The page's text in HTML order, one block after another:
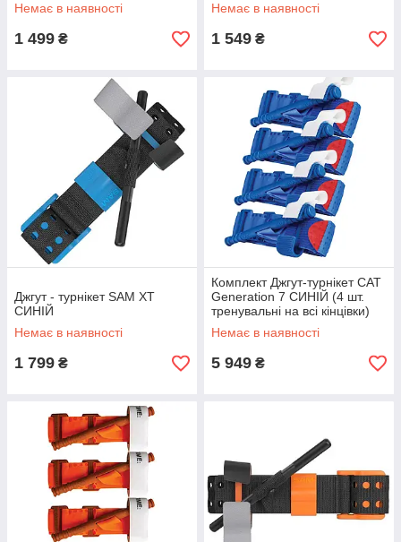
Немає в наявності
1 499 ₴
Немає в наявності
1 549 ₴
Джгут - турнікет SAM XT
СИНІЙ
Немає в наявності
1 799 ₴
Комплект Джгут-турнікет CAT
Generation 7 СИНІЙ (4 шт.
тренувальні на всі кінцівки)
Немає в наявності
5 949 ₴